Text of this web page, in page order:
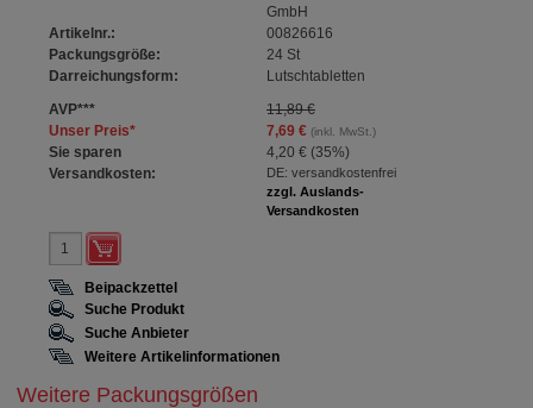
GmbH
Artikelnr.:
00826616
Packungsgröße:
24 St
Darreichungsform:
Lutschtabletten
AVP***
11,89 €
Unser Preis* 7,69 €(inkl. MwSt.)
Sie sparen 4,20 € (35%)
Versandkosten:
DE: versandkostenfrei
zzgl. Auslands-
Versandkosten
Beipackzettel
Suche Produkt
Suche Anbieter
Weitere Artikelinformationen
Weitere Packungsgrößen